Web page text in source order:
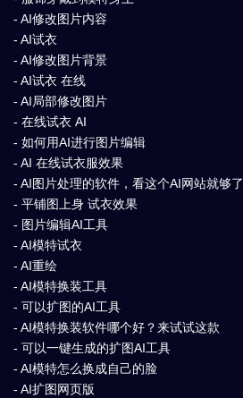
- AI修改图片内容
- AI试衣
- AI修改图片背景
- AI试衣 在线
- AI局部修改图片
- 在线试衣 AI
- 如何用AI进行图片编辑
- AI 在线试衣服效果
- AI图片处理的软件，看这个AI网站就够了
- 平铺图上身 试衣效果
- 图片编辑AI工具
- AI模特试衣
- AI重绘
- AI模特换装工具
- 可以扩图的AI工具
- AI模特换装软件哪个好？来试试这款
- 可以一键生成的扩图AI工具
- AI模特怎么换成自己的脸
- AI扩图网页版